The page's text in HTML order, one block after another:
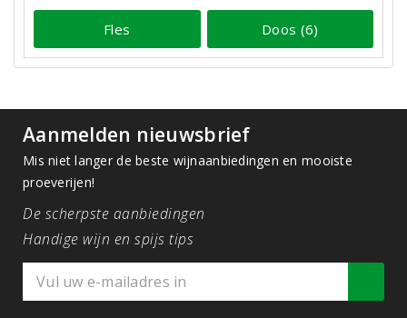
Fles Doos (6)
Aanmelden nieuwsbrief
Mis niet langer de beste wijnaanbiedingen en mooiste
proeverijen!
De scherpste aanbiedingen
Handige wijn en spijs tips